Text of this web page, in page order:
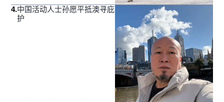
4.中国活动人士孙愿平抵澳寻庇
护